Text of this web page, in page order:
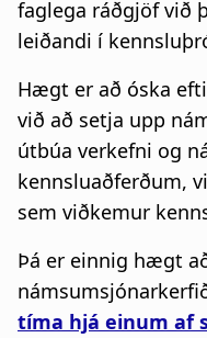
faglega ráðgjöf við
leiðandi í
Hægt er að óska
við að setja upp
útbúa verkefni og
kennsluaðferðum,
sem viðkemur
Þá er einnig hægt
tíma hjá einum af